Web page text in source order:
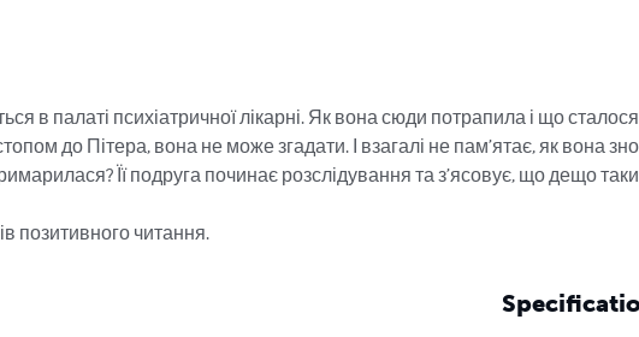
в палаті психіатричної лікарні. Як вона сюди потрапила і що
до Пітера, вона не може згадати. І взагалі не пам’ятає, як вона
Її подруга починає розслідування та з’ясовує, що дещо
позитивного читання.